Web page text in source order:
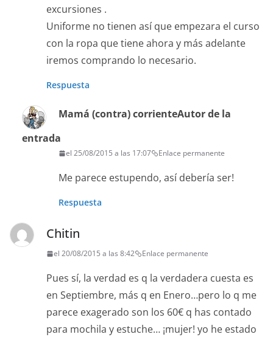
excursiones .
Uniforme no tienen así que empezara el curso
con la ropa que tiene ahora y más adelante
iremos comprando lo necesario.
Respuesta
Mamá (contra) corrienteAutor de la
entrada
el 25/08/2015 a las 17:07 Enlace permanente
Me parece estupendo, así debería ser!
Respuesta
Chitin
el 20/08/2015 a las 8:42 Enlace permanente
Pues sí, la verdad es q la verdadera cuesta es
en Septiembre, más q en Enero…pero lo q me
parece exagerado son los 60€ q has contado
para mochila y estuche… ¡mujer! yo he estado